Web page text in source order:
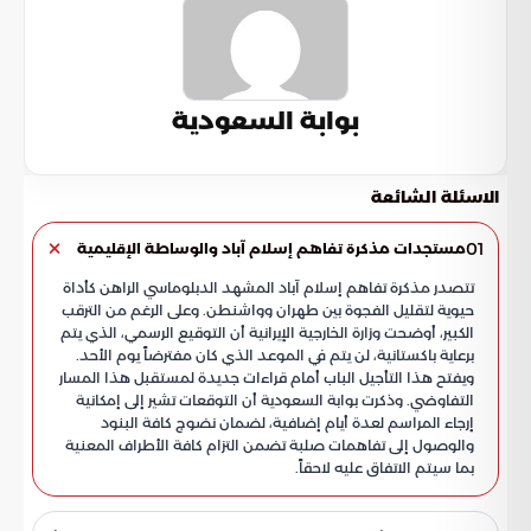
بوابة السعودية
الاسئلة الشائعة
01مستجدات مذكرة تفاهم إسلام آباد والوساطة الإقليمية
تتصدر مذكرة تفاهم إسلام آباد المشهد الدبلوماسي الراهن كأداة
حيوية لتقليل الفجوة بين طهران وواشنطن. وعلى الرغم من الترقب
الكبير، أوضحت وزارة الخارجية الإيرانية أن التوقيع الرسمي، الذي يتم
برعاية باكستانية، لن يتم في الموعد الذي كان مفترضاً يوم الأحد.
ويفتح هذا التأجيل الباب أمام قراءات جديدة لمستقبل هذا المسار
التفاوضي. وذكرت بوابة السعودية أن التوقعات تشير إلى إمكانية
إرجاء المراسم لعدة أيام إضافية، لضمان نضوج كافة البنود
والوصول إلى تفاهمات صلبة تضمن التزام كافة الأطراف المعنية
بما سيتم الاتفاق عليه لاحقاً.